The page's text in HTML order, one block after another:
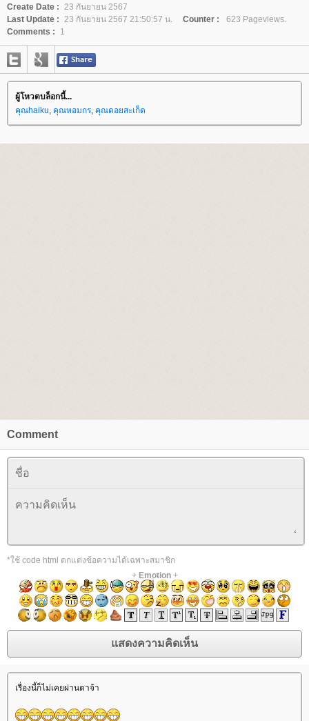
Create Date :
23 กันยายน 2567
Last Update :
23 กันยายน 2567 21:50:57 น. Counter :
623 Pageviews.
Comments :
1
ผู้โหวตบล็อกนี้...
คุณhaiku คุณหอมกร คุณดอยสะเก็ด
Comment
*ใช้ code html ตกแต่งข้อความได้เฉพาะสมาชิก
+ Emotion+
เรื่องนี้ก็ไม่เคยผ่านตาจ้า